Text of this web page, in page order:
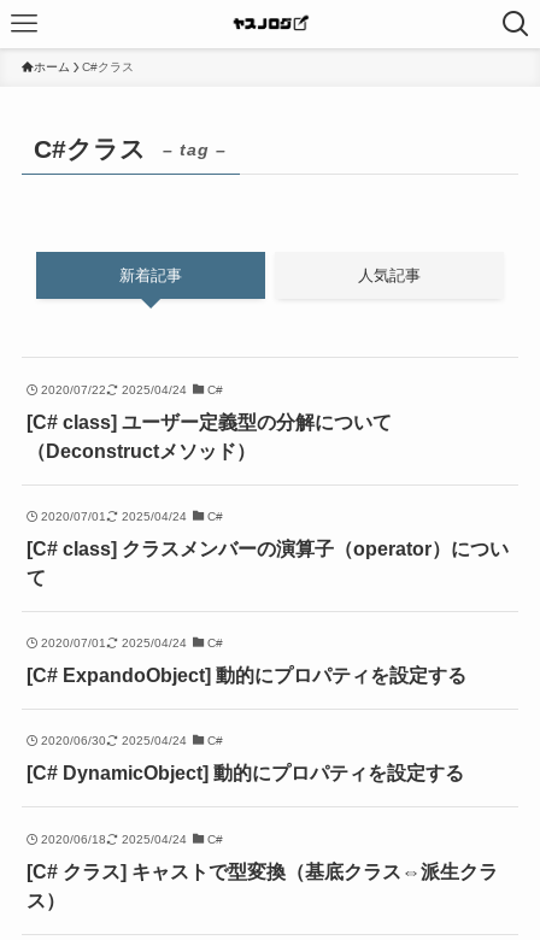
ホーム C#クラス
C#クラス – tag –
新着記事 人気記事
2020/07/22 2025/04/24 C#
[C# class] ユーザー定義型の分解について
（Deconstructメソッド）
2020/07/01 2025/04/24 C#
[C# class] クラスメンバーの演算子（operator）につい
て
2020/07/01 2025/04/24 C#
[C# ExpandoObject] 動的にプロパティを設定する
2020/06/30 2025/04/24 C#
[C# DynamicObject] 動的にプロパティを設定する
2020/06/18 2025/04/24 C#
[C# クラス] キャストで型変換（基底クラス⇔派生クラ
ス）